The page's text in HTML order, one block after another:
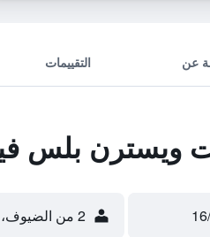
عن التقييمات
بلس
2 من الضيوف، غرفة واحدة